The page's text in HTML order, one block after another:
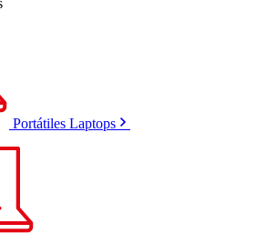
Portátiles Laptops